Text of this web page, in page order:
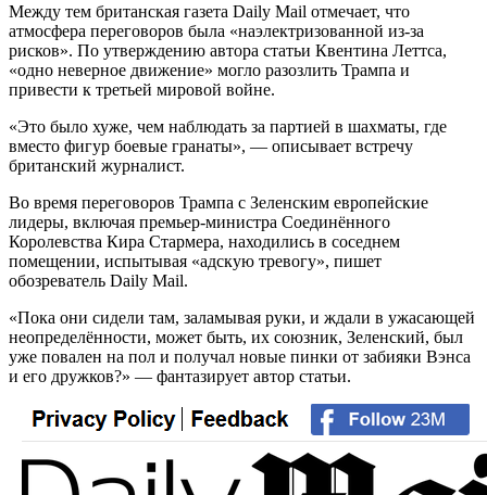
Между тем британская газета Daily Mail отмечает, что
атмосфера переговоров была «наэлектризованной из-за
рисков». По утверждению автора статьи Квентина Леттса,
«одно неверное движение» могло разозлить Трампа и
привести к третьей мировой войне.
«Это было хуже, чем наблюдать за партией в шахматы, где
вместо фигур боевые гранаты», — описывает встречу
британский журналист.
Во время переговоров Трампа с Зеленским европейские
лидеры, включая премьер-министра Соединённого
Королевства Кира Стармера, находились в соседнем
помещении, испытывая «адскую тревогу», пишет
обозреватель Daily Mail.
«Пока они сидели там, заламывая руки, и ждали в ужасающей
неопределённости, может быть, их союзник, Зеленский, был
уже повален на пол и получал новые пинки от забияки Вэнса
и его дружков?» — фантазирует автор статьи.